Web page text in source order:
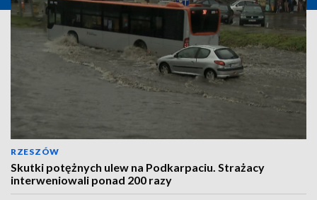
RZESZÓW
Skutki potężnych ulew na Podkarpaciu. Strażacy
interweniowali ponad 200 razy